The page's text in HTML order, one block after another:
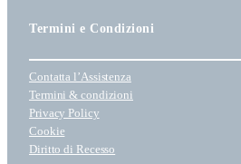
a
e
g
o
r
i
Termini e Condizioni
Contatta l’Assistenza
Termini & condizioni
Privacy Policy
Cookie
Diritto di Recesso